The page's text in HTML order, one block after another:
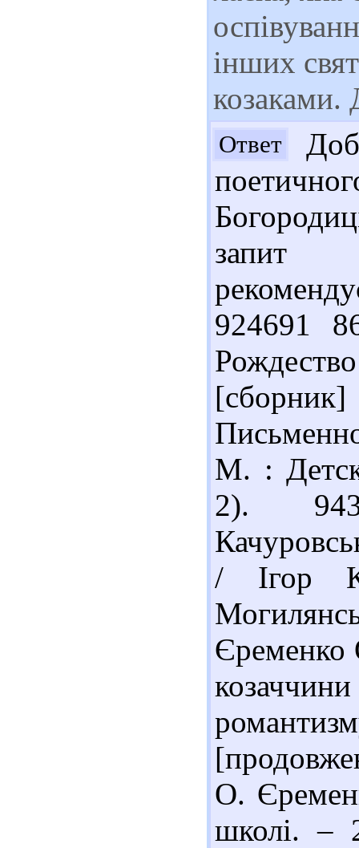
інших
козаками.
Ответ
запит
924691
М. :
2).
/ Ігор
Єременко
О.
школі.